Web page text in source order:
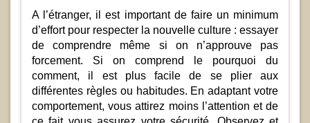
A l’étranger, il est important de faire un minimum
d’effort pour respecter la nouvelle culture : essayer
de comprendre même si on n’approuve pas
forcement. Si on comprend le pourquoi du
comment, il est plus facile de se plier aux
différentes règles ou habitudes. En adaptant votre
comportement, vous attirez moins l’attention et de